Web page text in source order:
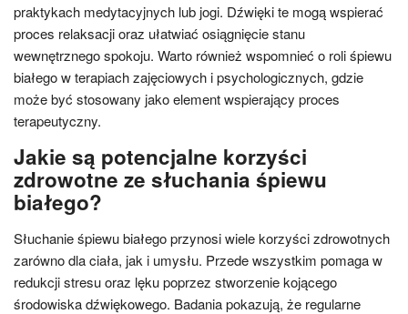
praktykach medytacyjnych lub jogi. Dźwięki te mogą wspierać
proces relaksacji oraz ułatwiać osiągnięcie stanu
wewnętrznego spokoju. Warto również wspomnieć o roli śpiewu
białego w terapiach zajęciowych i psychologicznych, gdzie
może być stosowany jako element wspierający proces
terapeutyczny.
Jakie są potencjalne korzyści
zdrowotne ze słuchania śpiewu
białego?
Słuchanie śpiewu białego przynosi wiele korzyści zdrowotnych
zarówno dla ciała, jak i umysłu. Przede wszystkim pomaga w
redukcji stresu oraz lęku poprzez stworzenie kojącego
środowiska dźwiękowego. Badania pokazują, że regularne